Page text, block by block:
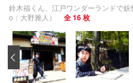
鈴木福くん、江戸ワンダーランドで
o：大野雅人）
全 16 枚
‹